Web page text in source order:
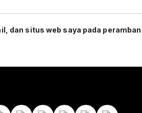
dan situs web saya pada